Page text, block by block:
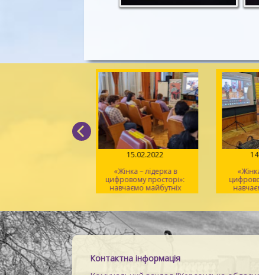
15.02.2022
«Жінка – лідерка в
цифровому просторі»:
навчаємо майбутніх
тренерів / День 2
Контактна інформація